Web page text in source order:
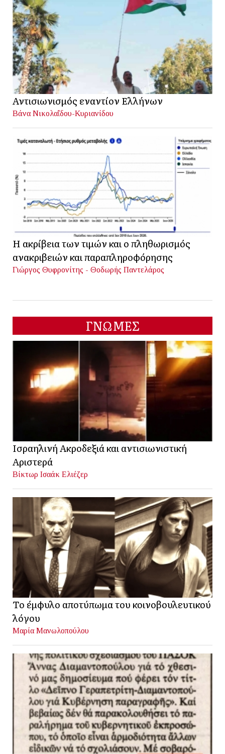
Αντισιωνισμός εναντίον Ελλήνων
Βάνα Νικολαΐδου-Κυριανίδου
Η ακρίβεια των τιμών και ο πληθωρισμός
ανακριβειών και παραπληροφόρησης
Γιώργος Θυφρονίτης - Θοδωρής Παντελάρος
ΓΝΩΜΕΣ
Ισραηλινή Ακροδεξιά και αντισιωνιστική
Αριστερά
Βίκτωρ Ισαάκ Ελιέζερ
Το έμφυλο αποτύπωμα του κοινοβουλευτικού
λόγου
Μαρία Μανωλοπούλου